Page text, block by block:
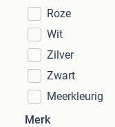
Roze
Wit
Zilver
Zwart
Meerkleurig
Merk